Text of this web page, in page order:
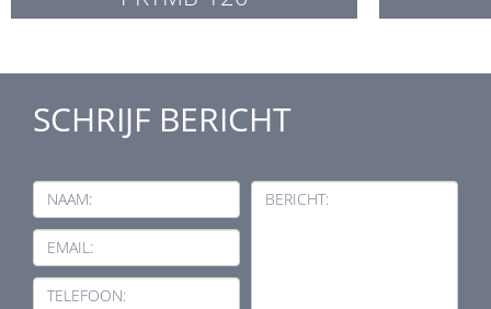
SCHRIJF BERICHT
NAAM:
EMAIL:
TELEFOON:
BERICHT: